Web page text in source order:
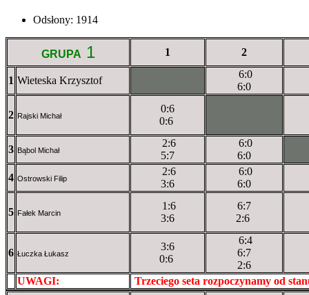
Odsłony: 1914
GRUPA 1 1 2
1 Wieteska Krzysztof
6:0
6:0
2 Rajski Michał
0:6
0:6
3 Bąbol Michał
2:6
5:7
6:0
6:0
4 Ostrowski Filip
2:6
3:6
6:0
6:0
5 Fałek Marcin
1:6
3:6
6:7
2:6
6 Łuczka Łukasz
3:6
0:6
6:4
6:7
2:6
UWAGI:
Trzeciego seta rozpoczynamy od